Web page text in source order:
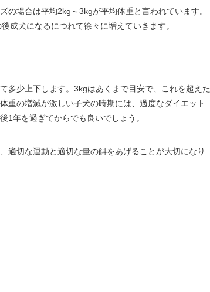
場合は平均2kg～3kgが平均体重と言われています。
成犬になるにつれて徐々に増えていきます。
多少上下します。3kgはあくまで目安で、これを超えた
重の増減が激しい子犬の時期には、過度なダイエット
1年を過ぎてからでも良いでしょう。
適切な運動と適切な量の餌をあげることが大切になり